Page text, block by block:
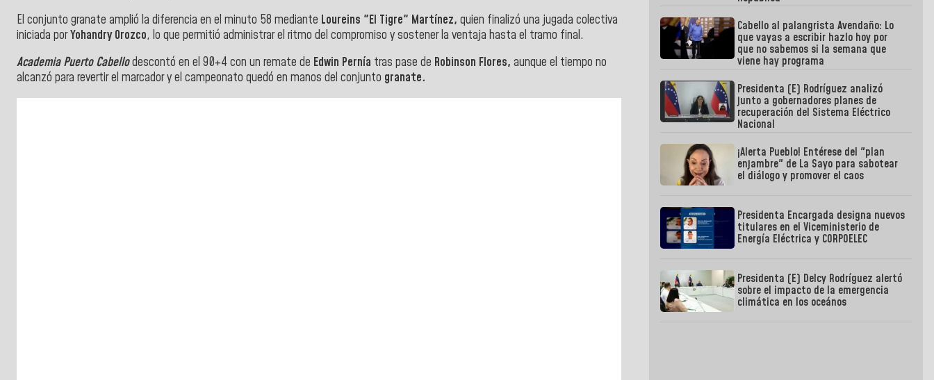
El conjunto granate amplió la diferencia en el minuto 58 mediante Loureins "El Tigre" Martínez, quien finalizó una jugada colectiva
iniciada porYohandry Orozco, lo que permitió administrar el ritmo del compromiso y sostener la ventaja hasta el tramo final.
Academia Puerto Cabellodescontó en el 90+4 con un remate de Edwin Pernía tras pase de Robinson Flores, aunque el tiempo no
alcanzó para revertir el marcador y el campeonato quedó en manos del conjunto granate.
Cabello al palangrista Avendaño: Lo
que vayas a escribir hazlo hoy por
que no sabemos si la semana que
viene hay programa
Presidenta (E) Rodríguez analizó
junto a gobernadores planes de
recuperación del Sistema Eléctrico
Nacional
¡Alerta Pueblo! Entérese del "plan
enjambre" de La Sayo para sabotear
el diálogo y promover el caos
Presidenta Encargada designa nuevos
titulares en el Viceministerio de
Energía Eléctrica y CORPOELEC
Presidenta (E) Delcy Rodríguez alertó
sobre el impacto de la emergencia
climática en los oceános